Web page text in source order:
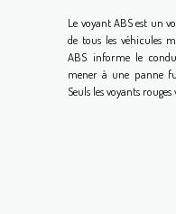
Le voyant ABS est un
de tous les véhicules
ABS informe le
mener à une panne
Seuls les voyants